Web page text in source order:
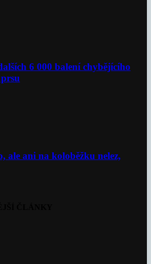
6 000 balení chybějícího
ale ani na koloběžku nelez,